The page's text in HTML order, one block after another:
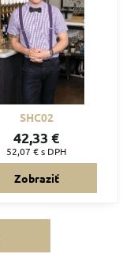
SHC02
42,33 €
52,07 €s DPH
Zobraziť